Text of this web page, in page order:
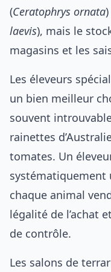
(Ceratophrys ornata
laevis), mais le
magasins et les
Les éleveurs
un bien meilleur
souvent
rainettes
tomates. Un
systématiquement
chaque animal
légalité de l’achat
de contrôle.
Les salons de